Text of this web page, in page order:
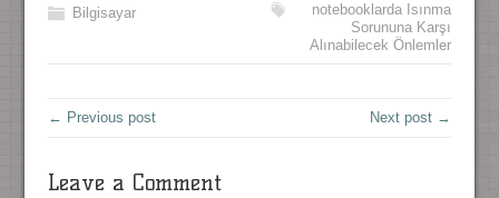
Bilgisayar
notebooklarda Isınma
Sorununa Karşı
Alınabilecek Önlemler
← Previous post Next post →
Leave a Comment